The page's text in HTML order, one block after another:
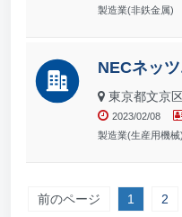
製造業(非鉄金属)
NECネッ
東京都文京
2023/02/08
製造業(生産用機械)
前のページ 1 2